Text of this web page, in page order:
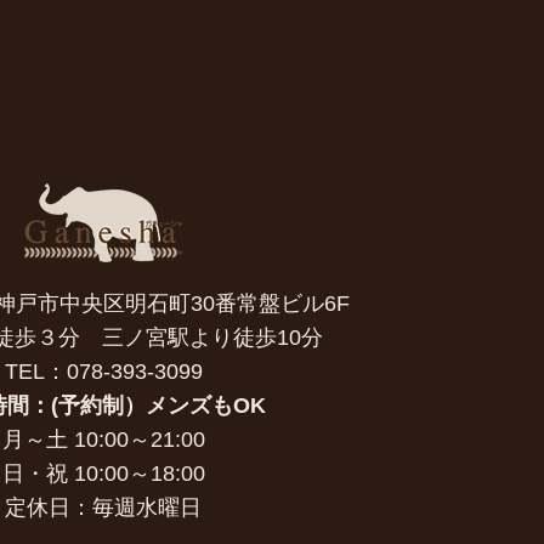
市中央区明石町30番常盤ビル6F
歩３分 三ノ宮駅より徒歩10分
TEL：078-393-3099
間：(予約制）メンズもOK
月～土 10:00～21:00
日・祝 10:00～18:00
定休日：毎週水曜日